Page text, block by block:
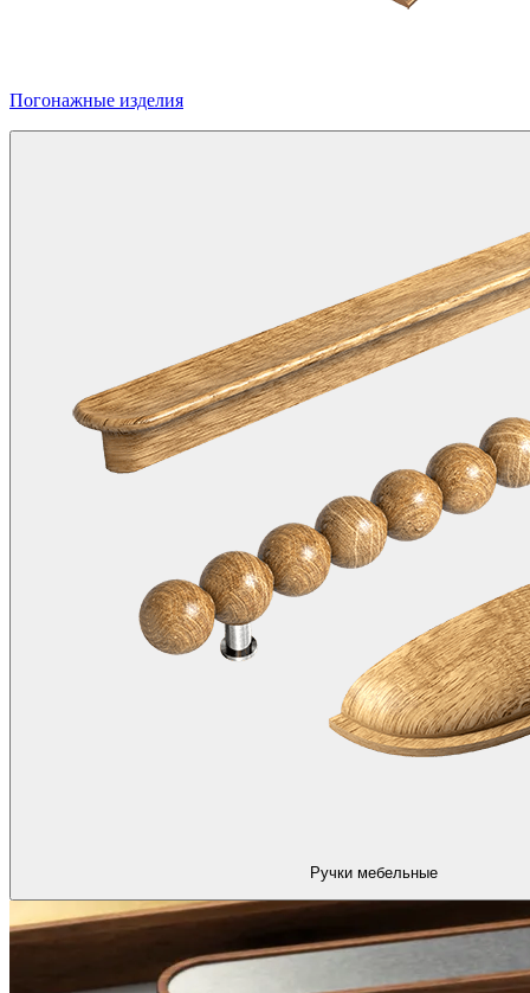
Погонажные изделия
Ручки мебельные